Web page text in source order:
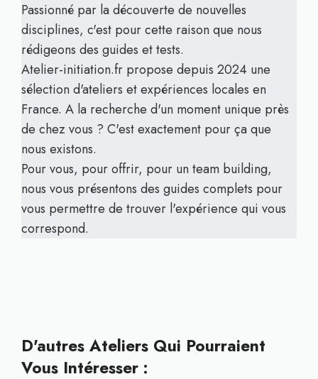
Passionné par la découverte de nouvelles
disciplines, c'est pour cette raison que nous
rédigeons des guides et tests.
Atelier-initiation.fr propose depuis 2024 une
sélection d'ateliers et expériences locales en
France. A la recherche d'un moment unique près
de chez vous ? C'est exactement pour ça que
nous existons.
Pour vous, pour offrir, pour un team building,
nous vous présentons des guides complets pour
vous permettre de trouver l'expérience qui vous
correspond.
D'autres Ateliers Qui Pourraient
Vous Intéresser :